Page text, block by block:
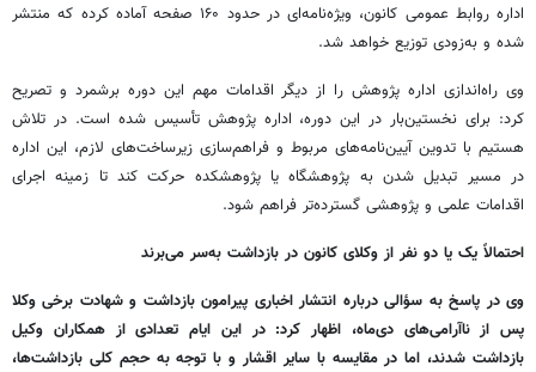
اداره روابط عمومی کانون، ویژه‌نامه‌ای در حدود ۱۶۰ صفحه آماده کرده که منتشر
شده و به‌زودی توزیع خواهد شد.
وی راه‌اندازی اداره پژوهش را از دیگر اقدامات مهم این دوره برشمرد و تصریح
کرد: برای نخستین‌بار در این دوره، اداره پژوهش تأسیس شده است. در تلاش
هستیم با تدوین آیین‌نامه‌های مربوط و فراهم‌سازی زیرساخت‌های لازم، این اداره
در مسیر تبدیل شدن به پژوهشگاه یا پژوهشکده حرکت کند تا زمینه اجرای
اقدامات علمی و پژوهشی گسترده‌تر فراهم شود.
احتمالاً یک یا دو نفر از وکلای کانون در بازداشت به‌سر می‌برند
وی در پاسخ به سؤالی درباره انتشار اخباری پیرامون بازداشت و شهادت برخی وکلا
پس از ناآرامی‌های دی‌ماه، اظهار کرد: در این ایام تعدادی از همکاران وکیل
بازداشت شدند، اما در مقایسه با سایر اقشار و با توجه به حجم کلی بازداشت‌ها،